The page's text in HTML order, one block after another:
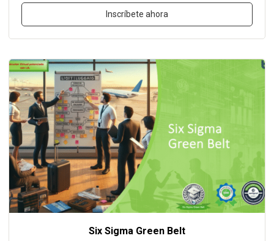
Inscríbete ahora
Six Sigma Green Belt